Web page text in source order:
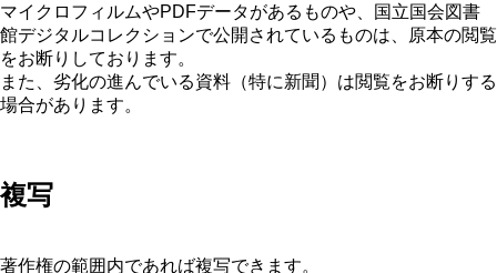
マイクロフィルムやPDFデータがあるものや、国立国会図書
館デジタルコレクションで公開されているものは、原本の閲覧
をお断りしております。
また、劣化の進んでいる資料（特に新聞）は閲覧をお断りする
場合があります。
複写
著作権の範囲内であれば複写できます。